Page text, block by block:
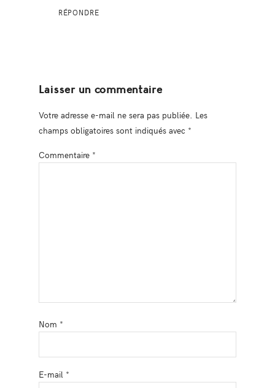
RÉPONDRE
Laisser un commentaire
Votre adresse e-mail ne sera pas publiée. Les
champs obligatoires sont indiqués avec *
Commentaire *
Nom *
E-mail *